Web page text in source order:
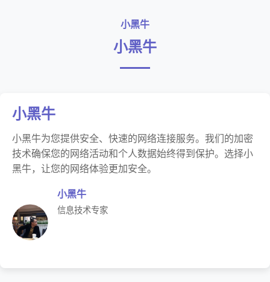
小黑牛
小黑牛
小黑牛
小黑牛为您提供安全、快速的网络连接服务。我们的加密
技术确保您的网络活动和个人数据始终得到保护。选择小
黑牛，让您的网络体验更加安全。
小黑牛
信息技术专家